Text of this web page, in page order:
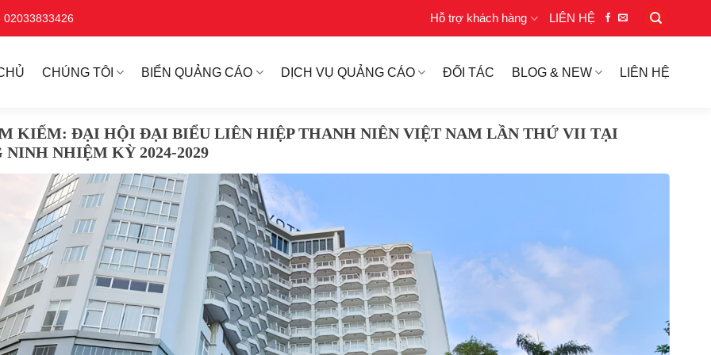
02033833426 Hỗ trợ khách hàng LIÊN HỆ
CHÚNG TÔI BIỂN QUẢNG CÁO DỊCH VỤ QUẢNG CÁO ĐỐI TÁC BLOG & NEW LIÊN HỆ
KIẾM: ĐẠI HỘI ĐẠI BIỂU LIÊN HIỆP THANH NIÊN VIỆT NAM LẦN THỨ VII TẠI
NINH NHIỆM KỲ 2024-2029